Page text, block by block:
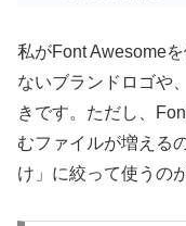
私がFont Awesome
ないブランドロゴや
きです。ただし、
むファイルが増える
け」に絞って使うの